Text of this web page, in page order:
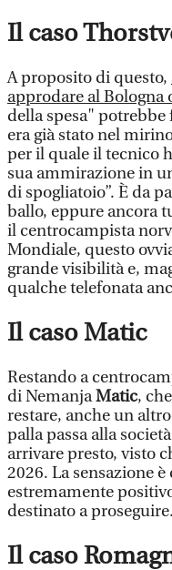
Il caso
A proposito di questo,
approdare al Bologna
della spesa" potrebbe
era già stato nel
per il quale il tecnico
sua ammirazione in
di spogliatoio”. È da
ballo, eppure ancora
il centrocampista
Mondiale, questo
grande visibilità e,
qualche telefonata
Il caso Matic
Restando a
di NemanjaMatic,
restare, anche un
palla passa alla
arrivare presto, visto
2026. La sensazione
estremamente
destinato a proseguire.
Il caso